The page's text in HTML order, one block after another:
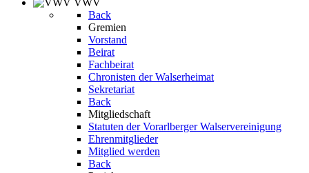
VWV
Back
Gremien
Vorstand
Beirat
Fachbeirat
Chronisten der Walserheimat
Sekretariat
Back
Mitgliedschaft
Statuten der Vorarlberger Walservereinigung
Ehrenmitglieder
Mitglied werden
Back